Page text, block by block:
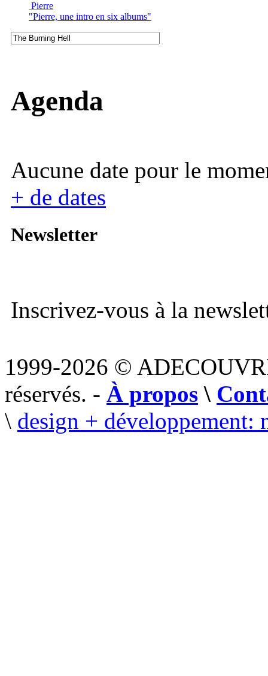
Pierre
"Pierre, une intro en six albums"
Agenda
Aucune date pour le
+ de dates
Newsletter
Inscrivez-vous à la
1999-2026 ©
réservés. - À propos \
\ design + développement: